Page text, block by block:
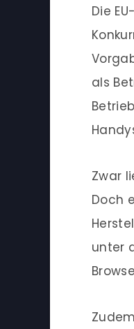
Die
als
Zwar
Doch
unter